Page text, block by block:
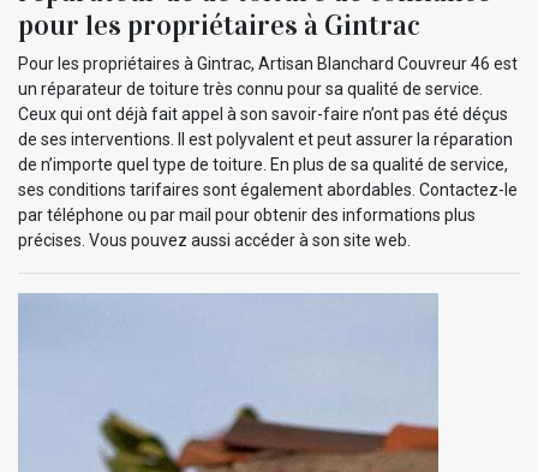
pour les propriétaires à Gintrac
Pour les propriétaires à Gintrac, Artisan Blanchard Couvreur 46 est
un réparateur de toiture très connu pour sa qualité de service.
Ceux qui ont déjà fait appel à son savoir-faire n’ont pas été déçus
de ses interventions. Il est polyvalent et peut assurer la réparation
de n’importe quel type de toiture. En plus de sa qualité de service,
ses conditions tarifaires sont également abordables. Contactez-le
par téléphone ou par mail pour obtenir des informations plus
précises. Vous pouvez aussi accéder à son site web.